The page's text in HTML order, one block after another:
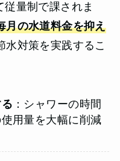
量制で課されま
月の水道料金を抑え
水対策を実践するこ
：シャワーの時間
用量を大幅に削減